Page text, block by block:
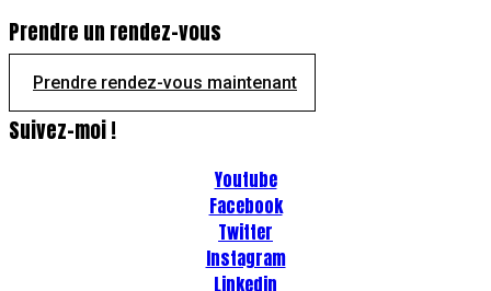
Prendre un rendez-vous
Prendre rendez-vous maintenant
Suivez-moi !
Youtube
Facebook
Twitter
Instagram
Linkedin